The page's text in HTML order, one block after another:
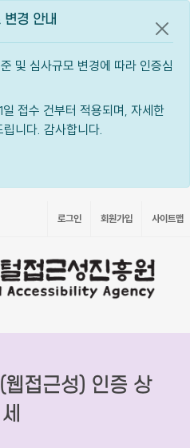
변경 안내
및 심사규모 변경에 따라 인증심
접수 건부터 적용되며, 자세한
니다. 감사합니다.
공지
로그인 회원가입 사이트맵
접근성) 인증 상
세